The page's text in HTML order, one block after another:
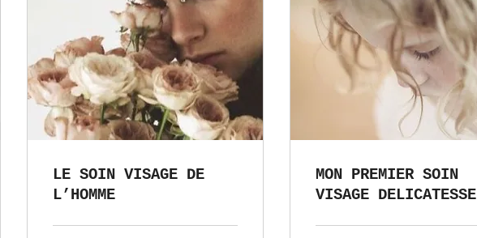
LE SOIN VISAGE DE
L’HOMME
MON PREMIER SOIN
VISAGE DELICATESSE